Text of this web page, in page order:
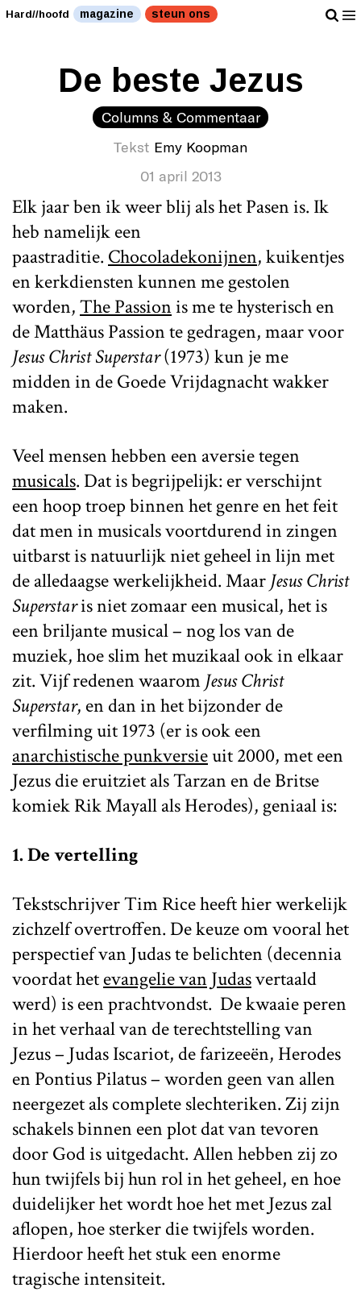
Hard//hoofd magazine steun ons
De beste Jezus
Columns & Commentaar
Tekst Emy Koopman
01 april 2013
Elk jaar ben ik weer blij als het Pasen is. Ik
heb namelijk een
paastraditie. Chocoladekonijnen, kuikentjes
en kerkdiensten kunnen me gestolen
worden,The Passionis me te hysterisch en
de Matthäus Passion te gedragen, maar voor
Jesus Christ Superstar(1973) kun je me
midden in de Goede Vrijdagnacht wakker
maken.
Veel mensen hebben een aversie tegen
musicals. Dat is begrijpelijk: er verschijnt
een hoop troep binnen het genre en het feit
dat men in musicals voortdurend in zingen
uitbarst is natuurlijk niet geheel in lijn met
de alledaagse werkelijkheid. Maar Jesus Christ
Superstaris niet zomaar een musical, het is
een briljante musical – nog los van de
muziek, hoe slim het muzikaal ook in elkaar
zit. Vijf redenen waarom Jesus Christ
Superstar, en dan in het bijzonder de
verfilming uit 1973 (er is ook een
anarchistische punkversieuit 2000, met een
Jezus die eruitziet als Tarzan en de Britse
komiek Rik Mayall als Herodes), geniaal is:
1. De vertelling
Tekstschrijver Tim Rice heeft hier werkelijk
zichzelf overtroffen. De keuze om vooral het
perspectief van Judas te belichten (decennia
voordat hetevangelie van Judasvertaald
werd) is een prachtvondst. De kwaaie peren
in het verhaal van de terechtstelling van
Jezus – Judas Iscariot, de farizeeën, Herodes
en Pontius Pilatus – worden geen van allen
neergezet als complete slechteriken. Zij zijn
schakels binnen een plot dat van tevoren
door God is uitgedacht. Allen hebben zij zo
hun twijfels bij hun rol in het geheel, en hoe
duidelijker het wordt hoe het met Jezus zal
aflopen, hoe sterker die twijfels worden.
Hierdoor heeft het stuk een enorme
tragische intensiteit.